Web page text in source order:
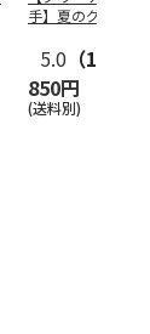
手】夏のグリーティ
5.0 （10）
850円
(送料別)